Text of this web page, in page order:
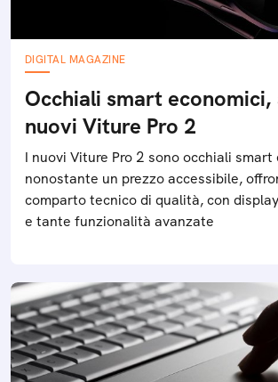
DIGITAL MAGAZINE
Occhiali smart
nuovi Viture Pro 2
I nuovi Viture Pro 2 sono occhiali smart
nonostante un prezzo accessibile,
comparto tecnico di qualità, con
e tante funzionalità avanzate